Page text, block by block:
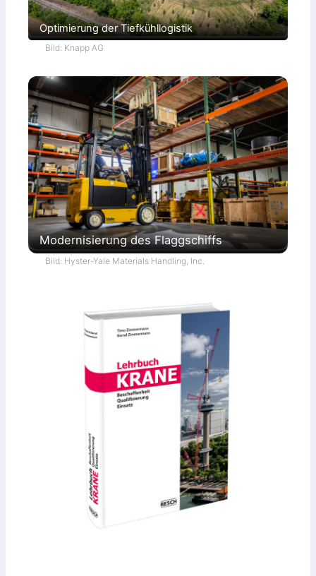
Optimierung der Tiefkühllogistik
Bild: Knapp AG
Modernisierung des Flaggschiffs
Bild: Hyster-Yale Materials Handling, Inc.